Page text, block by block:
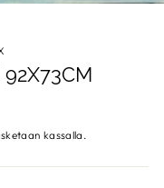
kassalla.